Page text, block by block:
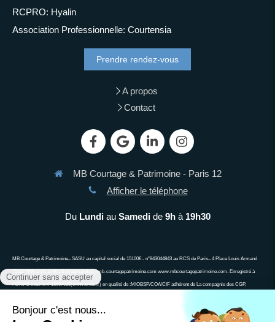
RCPRO: Hyalin
Association Professionnelle: Courtensia
Prendre rendez-vous
A propos
Contact
MB Courtage & Patrimoine - Paris 12
Afficher le téléphone
Du Lundiau Samedide 9hà 19h30
MB Courtage & Patrimoine– SASU au capital social de 15100€ - n°843044843 au RCS de Paris– 4 Place Louis Armand
75012 PARIS 06 13 90 63 34 demandes@mb-courtagepatrimoine.com www.mbcourtagepatrimoine.com. Enregistré à
l’ORIAS sous le n°18007035(www.orias.fr) en qualité de :MIOBSP/COA/CIF adhérent de La compagnie des CGP,
aucun fonds, effet, ou valeur. Un crédit vous engage et doit être remboursé. Vérifiez vos capacités de remboursement